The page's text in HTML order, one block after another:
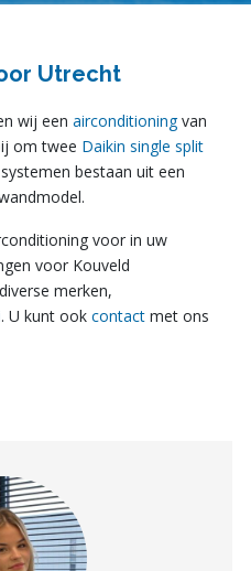
Utrecht
wij een airconditioningvan
om twee Daikin single split
bestaan uit een
voor in uw
voor Kouveld
merken,
. U kunt ook contactmet ons